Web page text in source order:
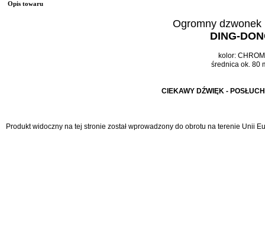
Opis towaru
Ogromny
DING-
kolor:
średnica ok. 80
CIEKAWY DŹWIĘK -
Produkt widoczny na tej stronie został wprowadzony do obrotu na terenie Unii